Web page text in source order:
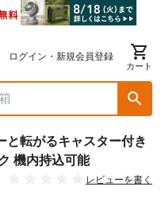
ログイン・新規会員登録
カート
転がるキャスター付き
機内持込可能
レビューを書く